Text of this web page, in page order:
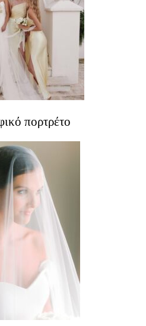
πορτρέτο